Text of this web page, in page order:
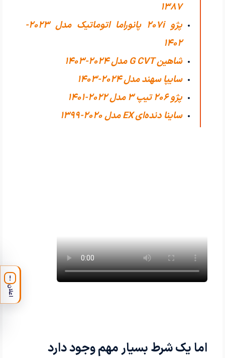
1387
پژو 207i پانوراما اتوماتیک مدل 2023-
1402
شاهین G CVT مدل 2024-1403
سایپا سهند مدل 2024-1403
پژو 206 تیپ ۳ مدل 2022-1401
ساینا دنده‌ای EX مدل 2020-1399
اما یک شرط بسیار مهم وجود دارد
!
اعلان